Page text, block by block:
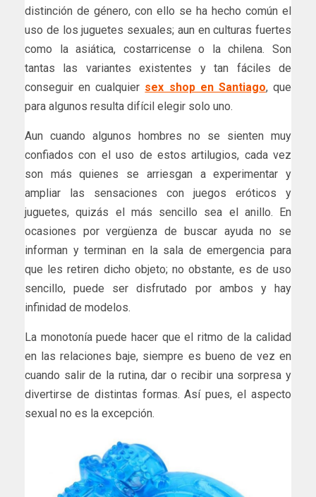
distinción de género, con ello se ha hecho común el
uso de los juguetes sexuales; aun en culturas fuertes
como la asiática, costarricense o la chilena. Son
tantas las variantes existentes y tan fáciles de
conseguir en cualquier sex shop en Santiago, que
para algunos resulta difícil elegir solo uno.
Aun cuando algunos hombres no se sienten muy
confiados con el uso de estos artilugios, cada vez
son más quienes se arriesgan a experimentar y
ampliar las sensaciones con juegos eróticos y
juguetes, quizás el más sencillo sea el anillo. En
ocasiones por vergüenza de buscar ayuda no se
informan y terminan en la sala de emergencia para
que les retiren dicho objeto; no obstante, es de uso
sencillo, puede ser disfrutado por ambos y hay
infinidad de modelos.
La monotonía puede hacer que el ritmo de la calidad
en las relaciones baje, siempre es bueno de vez en
cuando salir de la rutina, dar o recibir una sorpresa y
divertirse de distintas formas. Así pues, el aspecto
sexual no es la excepción.